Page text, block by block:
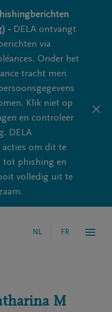
- DELA ontvangt
via
Onder het
tracht men
Klik niet op
en controleer
DELA
acties om dit te
tot phishing en
volledig uit te
NL FR
M